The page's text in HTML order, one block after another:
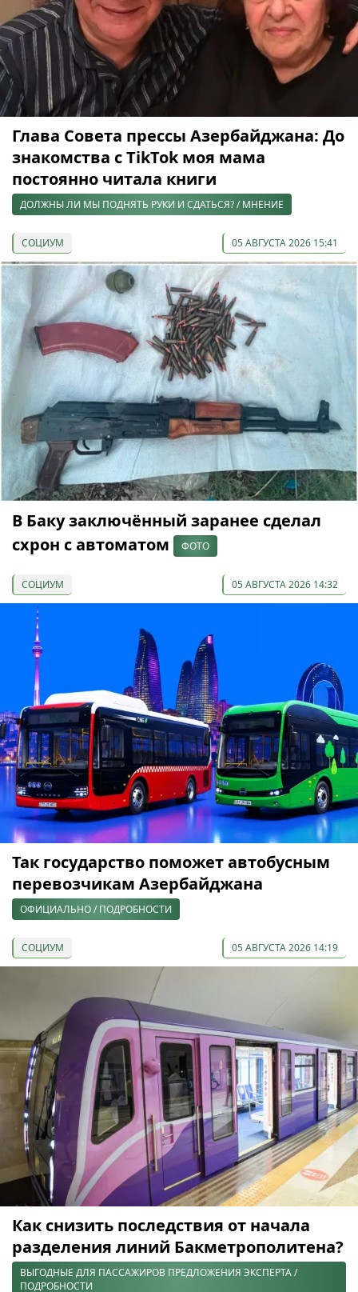
Глава Совета прессы Азербайджана: До
знакомства с TikTok моя мама
постоянно читала книги
ДОЛЖНЫ ЛИ МЫ ПОДНЯТЬ РУКИ И СДАТЬСЯ? / МНЕНИЕ
СОЦИУМ 05 АВГУСТА 2026 15:41
В Баку заключённый заранее сделал
схрон с автоматом
ФОТО
СОЦИУМ 05 АВГУСТА 2026 14:32
Так государство поможет автобусным
перевозчикам Азербайджана
ОФИЦИАЛЬНО / ПОДРОБНОСТИ
СОЦИУМ 05 АВГУСТА 2026 14:19
Как снизить последствия от начала
разделения линий Бакметрополитена?
ВЫГОДНЫЕ ДЛЯ ПАССАЖИРОВ ПРЕДЛОЖЕНИЯ ЭКСПЕРТА /
ПОДРОБНОСТИ